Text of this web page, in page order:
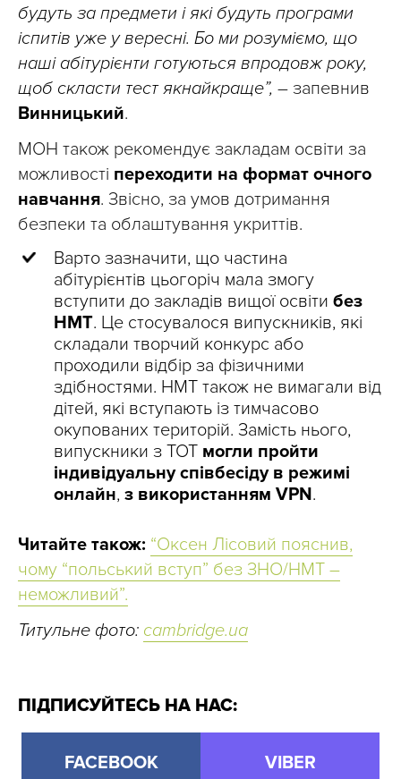
будуть за предмети і які будуть програми
іспитів уже у вересні. Бо ми розуміємо, що
наші абітурієнти готуються впродовж року,
щоб скласти тест якнайкраще”, – запевнив
Винницький.
МОН також рекомендує закладам освіти за
можливості переходити на формат очного
навчання. Звісно, за умов дотримання
безпеки та облаштування укриттів.
Варто зазначити, що частина
абітурієнтів цьогоріч мала змогу
вступити до закладів вищої освіти без
НМТ. Це стосувалося випускників, які
складали творчий конкурс або
проходили відбір за фізичними
здібностями. НМТ також не вимагали від
дітей, які вступають із тимчасово
окупованих територій. Замість нього,
випускники з ТОТ могли пройти
індивідуальну співбесіду в режимі
онлайн, з використанням VPN.
Читайте також: “Оксен Лісовий пояснив,
чому “польський вступ” без ЗНО/НМТ –
неможливий”.
Титульне фото: cambridge.ua
ПІДПИСУЙТЕСЬ НА НАС:
FACEBOOK VIBER